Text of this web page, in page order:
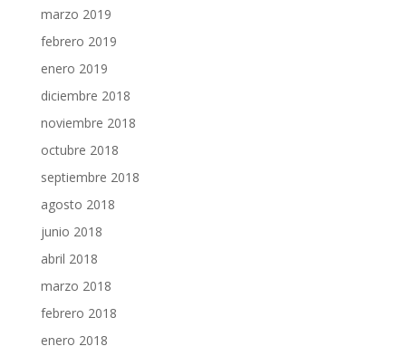
marzo 2019
febrero 2019
enero 2019
diciembre 2018
noviembre 2018
octubre 2018
septiembre 2018
agosto 2018
junio 2018
abril 2018
marzo 2018
febrero 2018
enero 2018